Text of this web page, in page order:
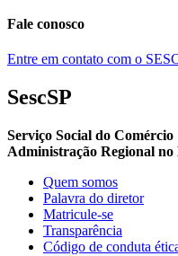
Fale conosco
Entre em contato com o
SescSP
Serviço Social do Comércio
Administração Regional no
Quem somos
Palavra do diretor
Matricule-se
Transparência
Código de conduta